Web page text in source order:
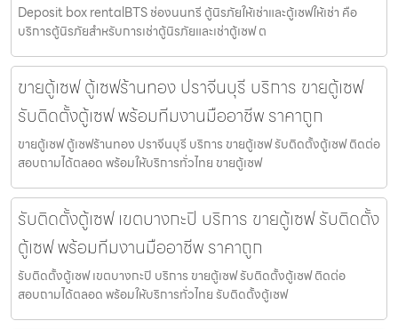
Deposit box rentalBTS ช่องนนทรี ตู้นิรภัยให้เช่าและตู้เซฟให้เช่า คือ
บริการตู้นิรภัยสำหรับการเช่าตู้นิรภัยและเช่าตู้เซฟ ต
ขายตู้เซฟ ตู้เซฟร้านทอง ปราจีนบุรี บริการ ขายตู้เซฟ
รับติดตั้งตู้เซฟ พร้อมทีมงานมืออาชีพ ราคาถูก
ขายตู้เซฟ ตู้เซฟร้านทอง ปราจีนบุรี บริการ ขายตู้เซฟ รับติดตั้งตู้เซฟ ติดต่อ
สอบถามได้ตลอด พร้อมให้บริการทั่วไทย ขายตู้เซฟ
รับติดตั้งตู้เซฟ เขตบางกะปิ บริการ ขายตู้เซฟ รับติดตั้ง
ตู้เซฟ พร้อมทีมงานมืออาชีพ ราคาถูก
รับติดตั้งตู้เซฟ เขตบางกะปิ บริการ ขายตู้เซฟ รับติดตั้งตู้เซฟ ติดต่อ
สอบถามได้ตลอด พร้อมให้บริการทั่วไทย รับติดตั้งตู้เซฟ